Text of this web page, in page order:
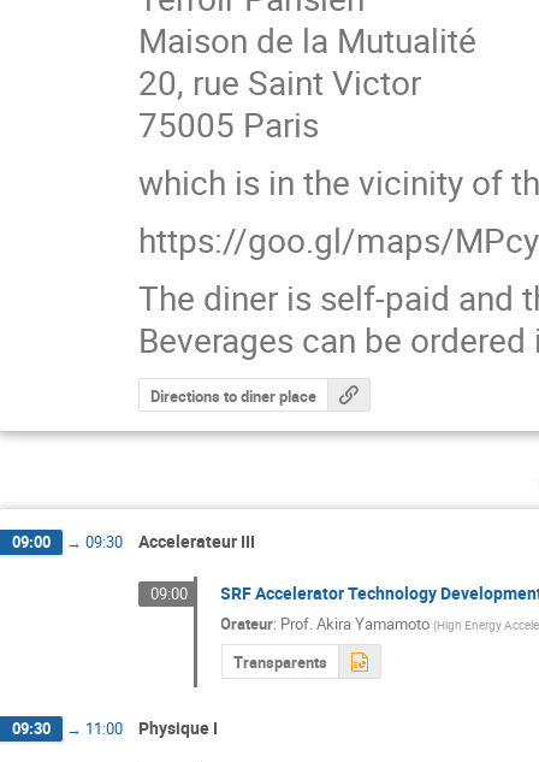
Maison de la Mutualité
20, rue Saint Victor
75005 Paris
which is in the vicinity of
https://goo.gl/maps/
The diner is self-paid and
Beverages can be
Directions to diner place
09:00 → 09:30 Accelerateur III
09:00 SRF Accelerator Technology
Orateur: Prof.Akira Yamamoto (High Energy
Transparents
09:30 → 11:00 Physique I